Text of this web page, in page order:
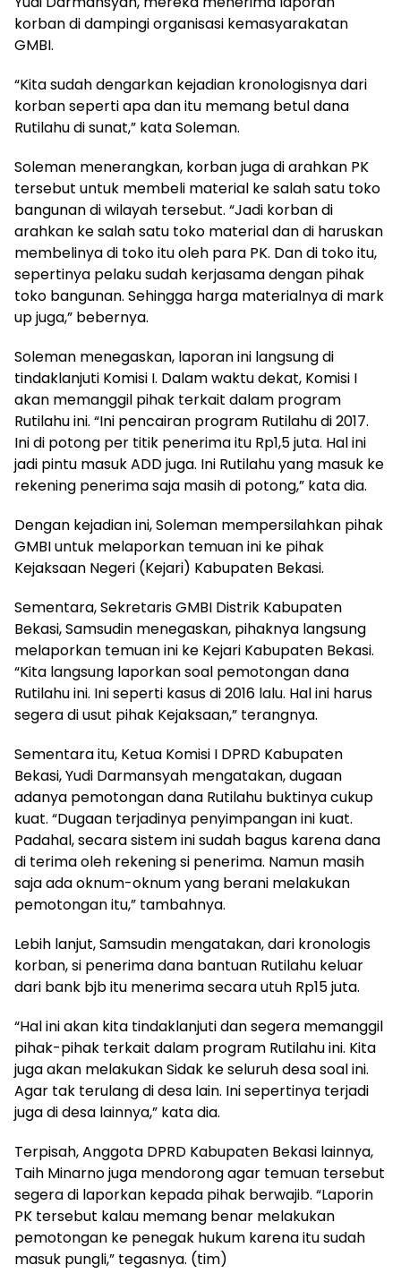
korban di dampingi organisasi kemasyarakatan
GMBI.
“Kita sudah dengarkan kejadian kronologisnya dari
korban seperti apa dan itu memang betul dana
Rutilahu di sunat,” kata Soleman.
Soleman menerangkan, korban juga di arahkan PK
tersebut untuk membeli material ke salah satu toko
bangunan di wilayah tersebut. “Jadi korban di
arahkan ke salah satu toko material dan di haruskan
membelinya di toko itu oleh para PK. Dan di toko itu,
sepertinya pelaku sudah kerjasama dengan pihak
toko bangunan. Sehingga harga materialnya di mark
up juga,” bebernya.
Soleman menegaskan, laporan ini langsung di
tindaklanjuti Komisi I. Dalam waktu dekat, Komisi I
akan memanggil pihak terkait dalam program
Rutilahu ini. “Ini pencairan program Rutilahu di 2017.
Ini di potong per titik penerima itu Rp1,5 juta. Hal ini
jadi pintu masuk ADD juga. Ini Rutilahu yang masuk ke
rekening penerima saja masih di potong,” kata dia.
Dengan kejadian ini, Soleman mempersilahkan pihak
GMBI untuk melaporkan temuan ini ke pihak
Kejaksaan Negeri (Kejari) Kabupaten Bekasi.
Sementara, Sekretaris GMBI Distrik Kabupaten
Bekasi, Samsudin menegaskan, pihaknya langsung
melaporkan temuan ini ke Kejari Kabupaten Bekasi.
“Kita langsung laporkan soal pemotongan dana
Rutilahu ini. Ini seperti kasus di 2016 lalu. Hal ini harus
segera di usut pihak Kejaksaan,” terangnya.
Sementara itu, Ketua Komisi I DPRD Kabupaten
Bekasi, Yudi Darmansyah mengatakan, dugaan
adanya pemotongan dana Rutilahu buktinya cukup
kuat. “Dugaan terjadinya penyimpangan ini kuat.
Padahal, secara sistem ini sudah bagus karena dana
di terima oleh rekening si penerima. Namun masih
saja ada oknum-oknum yang berani melakukan
pemotongan itu,” tambahnya.
Lebih lanjut, Samsudin mengatakan, dari kronologis
korban, si penerima dana bantuan Rutilahu keluar
dari bank bjb itu menerima secara utuh Rp15 juta.
“Hal ini akan kita tindaklanjuti dan segera memanggil
pihak-pihak terkait dalam program Rutilahu ini. Kita
juga akan melakukan Sidak ke seluruh desa soal ini.
Agar tak terulang di desa lain. Ini sepertinya terjadi
juga di desa lainnya,” kata dia.
Terpisah, Anggota DPRD Kabupaten Bekasi lainnya,
Taih Minarno juga mendorong agar temuan tersebut
segera di laporkan kepada pihak berwajib. “Laporin
PK tersebut kalau memang benar melakukan
pemotongan ke penegak hukum karena itu sudah
masuk pungli,” tegasnya. (tim)